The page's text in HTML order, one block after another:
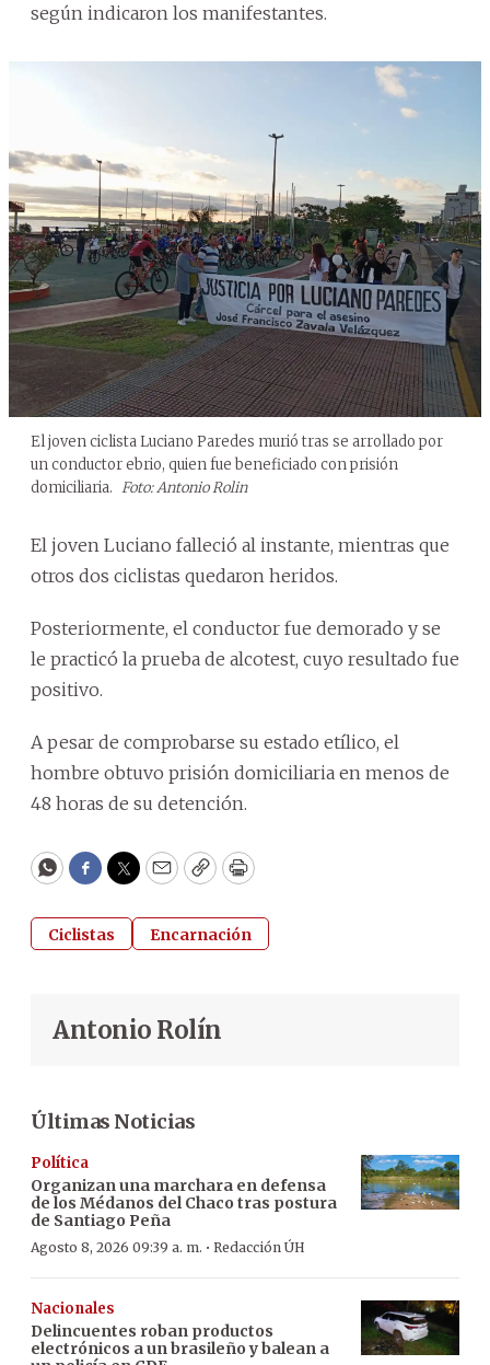
según indicaron los manifestantes.
El joven ciclista Luciano Paredes murió tras se arrollado por
un conductor ebrio, quien fue beneficiado con prisión
domiciliaria. Foto: Antonio Rolin
El joven Luciano falleció al instante, mientras que
otros dos ciclistas quedaron heridos.
Posteriormente, el conductor fue demorado y se
le practicó la prueba de alcotest, cuyo resultado fue
positivo.
A pesar de comprobarse su estado etílico, el
hombre obtuvo prisión domiciliaria en menos de
48 horas de su detención.
WhatsApp
Facebook
Twitter
EmailCopyPrint
Ciclistas Encarnación
Antonio Rolín
Últimas Noticias
Política
Organizan una marchara en defensa
de los Médanos del Chaco tras postura
de Santiago Peña
Agosto 8, 2026 09:39 a. m. · Redacción ÚH
Nacionales
Delincuentes roban productos
electrónicos a un brasileño y balean a